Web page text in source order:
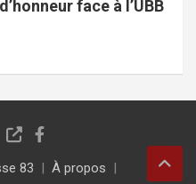
face à l’UBB
83
À propos